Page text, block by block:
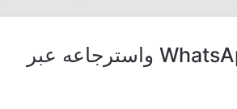
شرح عمل نسخ إحتياطي لمحادثات WhatsApp واسترجاعه عبر